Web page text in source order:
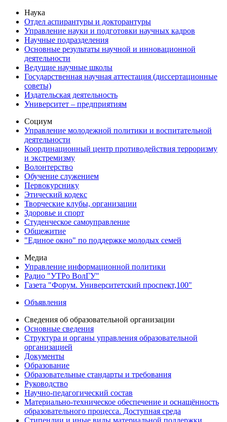
Наука
Отдел аспирантуры и докторантуры
Управление науки и подготовки научных кадров
Научные подразделения
Основные результаты научной и инновационной
деятельности
Ведущие научные школы
Государственная научная аттестация (диссертационные
советы)
Издательская деятельность
Университет – предприятиям
Социум
Управление молодежной политики и воспитательной
деятельности
Координационный центр противодействия терроризму
и экстремизму
Волонтерство
Обучение служением
Первокурснику
Этический кодекс
Творческие клубы, организации
Здоровье и спорт
Студенческое самоуправление
Общежитие
"Единое окно" по поддержке молодых семей
Медиа
Управление информационной политики
Радио "УТРо ВолГУ"
Газета "Форум. Университетский проспект,100"
Объявления
Сведения об образовательной организации
Основные сведения
Структура и органы управления образовательной
организацией
Документы
Образование
Образовательные стандарты и требования
Руководство
Научно-педагогический состав
Материально-техническое обеспечение и оснащённость
образовательного процесса. Доступная среда
Стипендии и иные виды материальной поддержки